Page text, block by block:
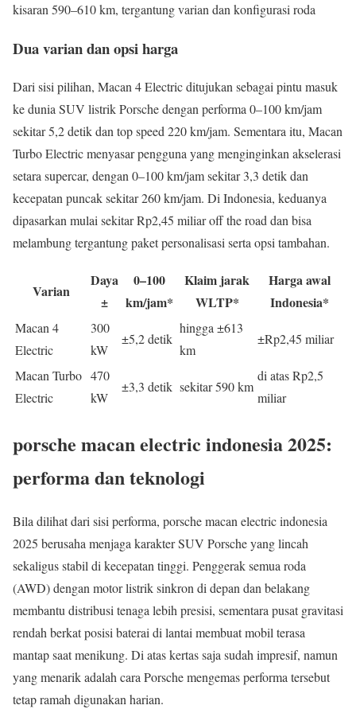
kisaran 590–610 km, tergantung varian dan konfigurasi roda
Dua varian dan opsi harga
Dari sisi pilihan, Macan 4 Electric ditujukan sebagai pintu masuk
ke dunia SUV listrik Porsche dengan performa 0–100 km/jam
sekitar 5,2 detik dan top speed 220 km/jam. Sementara itu, Macan
Turbo Electric menyasar pengguna yang menginginkan akselerasi
setara supercar, dengan 0–100 km/jam sekitar 3,3 detik dan
kecepatan puncak sekitar 260 km/jam. Di Indonesia, keduanya
dipasarkan mulai sekitar Rp2,45 miliar off the road dan bisa
melambung tergantung paket personalisasi serta opsi tambahan.
Varian
Daya
±
0–100
km/jam*
Klaim jarak
WLTP*
Harga awal
Indonesia*
Macan 4
Electric
300
kW
±5,2 detik
hingga ±613
km
±Rp2,45 miliar
Macan Turbo
Electric
470
kW
±3,3 detik sekitar 590 km
di atas Rp2,5
miliar
porsche macan electric indonesia 2025:
performa dan teknologi
Bila dilihat dari sisi performa, porsche macan electric indonesia
2025 berusaha menjaga karakter SUV Porsche yang lincah
sekaligus stabil di kecepatan tinggi. Penggerak semua roda
(AWD) dengan motor listrik sinkron di depan dan belakang
membantu distribusi tenaga lebih presisi, sementara pusat gravitasi
rendah berkat posisi baterai di lantai membuat mobil terasa
mantap saat menikung. Di atas kertas saja sudah impresif, namun
yang menarik adalah cara Porsche mengemas performa tersebut
tetap ramah digunakan harian.